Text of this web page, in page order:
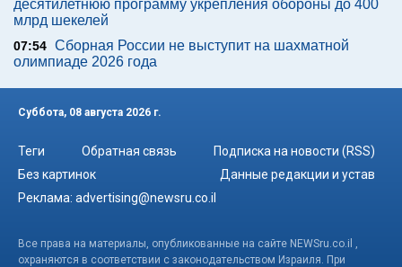
десятилетнюю программу укрепления обороны до 400
млрд шекелей
07:54 Сборная России не выступит на шахматной
олимпиаде 2026 года
Суббота, 08 августа 2026 г.
Теги Обратная связь
Подписка на новости (RSS)
Без картинок
Данные редакции и устав
Реклама: advertising@newsru.co.il
Все права на материалы, опубликованные на сайте NEWSru.co.il ,
охраняются в соответствии с законодательством Израиля. При